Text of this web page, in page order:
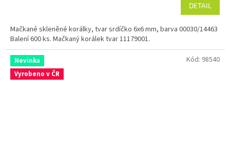
DETAIL
Mačkané skleněné korálky, tvar srdíčko 6x6 mm, barva 00030/14463
Balení 600 ks. Mačkaný korálek tvar 11179001.
Novinka
Vyrobeno v ČR
Kód: 98540